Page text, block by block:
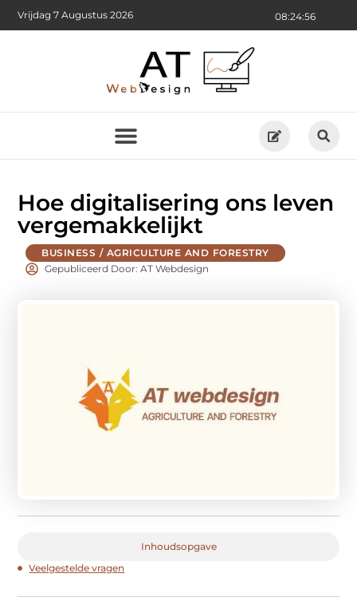
08:24:57
Vrijdag 7 Augustus 2026
Hoe digitalisering ons leven
vergemakkelijkt
BUSINESS / AGRICULTURE AND FORESTRY
Gepubliceerd Door: AT Webdesign
Inhoudsopgave
Veelgestelde vragen